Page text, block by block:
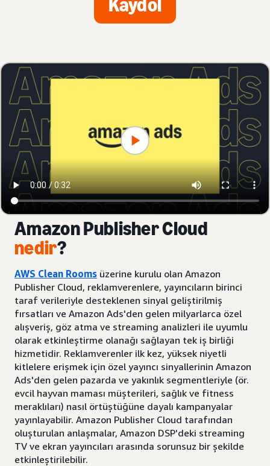
Kaydol
Amazon Publisher Cloud
nedir?
AWS Clean Rooms üzerine kurulu olan Amazon
Publisher Cloud, reklamverenlere, yayıncıların birinci
taraf verileriyle desteklenen sinyal geliştirilmiş
fırsatları ve Amazon Ads'den gelen milyarlarca özel
alışveriş, göz atma ve streaming analizleri ile uyumlu
olarak etkinleştirme olanağı sağlayan tek iş birliği
hizmetidir. Reklamverenler ilk kez, yüksek niyetli
kitlelere erişmek için özel yayıncı sinyallerinin Amazon
Ads'den gelen pazarda ve yakınlık segmentleriyle (ör.
evcil hayvan maması müşterileri, sağlık ve fitness
meraklıları) nasıl örtüştüğüne dayalı kampanyalar
yayınlayabilir. Amazon Publisher Cloud tarafından
oluşturulan anlaşmalar, Amazon DSP'deki streaming
TV ve ekran yayıncıları arasında sorunsuz bir şekilde
etkinleştirilebilir.